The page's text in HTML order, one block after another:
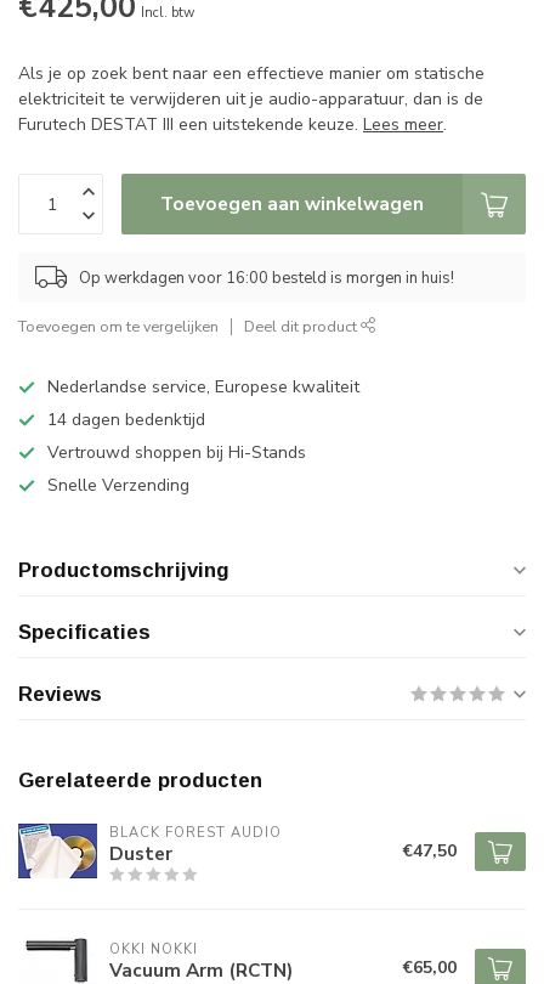
Incl. btw
Als je op zoek bent naar een effectieve manier om statische
elektriciteit te verwijderen uit je audio-apparatuur, dan is de
Furutech DESTAT III een uitstekende keuze. Lees meer.
Toevoegen aan winkelwagen
Op werkdagen voor 16:00 besteld is morgen in huis!
Toevoegen om te vergelijken Deel dit product
Nederlandse service, Europese kwaliteit
14 dagen bedenktijd
Vertrouwd shoppen bij Hi-Stands
Snelle Verzending
Productomschrijving
Specificaties
Reviews
Gerelateerde producten
BLACK FOREST AUDIO
Duster €47,50
OKKI NOKKI
Vacuum Arm (RCTN) €65,00